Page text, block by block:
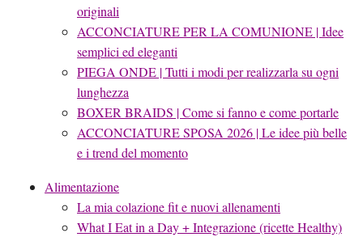
originali
ACCONCIATURE PER LA COMUNIONE | Idee
semplici ed eleganti
PIEGA ONDE | Tutti i modi per realizzarla su ogni
lunghezza
BOXER BRAIDS | Come si fanno e come portarle
ACCONCIATURE SPOSA 2026 | Le idee più belle
e i trend del momento
Alimentazione
La mia colazione fit e nuovi allenamenti
What I Eat in a Day + Integrazione (ricette Healthy)